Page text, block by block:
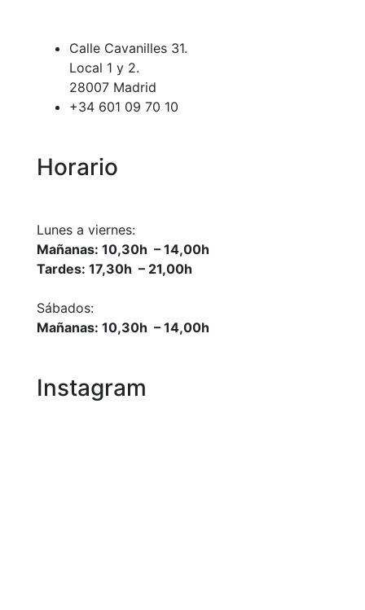
Calle Cavanilles 31.
Local 1 y 2.
28007 Madrid
+34 601 09 70 10
Horario
Lunes a viernes:
Mañanas: 10,30h – 14,00h
Tardes: 17,30h – 21,00h
Sábados:
Mañanas: 10,30h – 14,00h
Instagram